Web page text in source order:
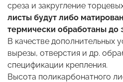
среза и закругление
листы будут либо
термически обработаны до
В качестве дополнительных
вырезы, отверстия и др.
спецификации крепления.
Высота поликарбонатного